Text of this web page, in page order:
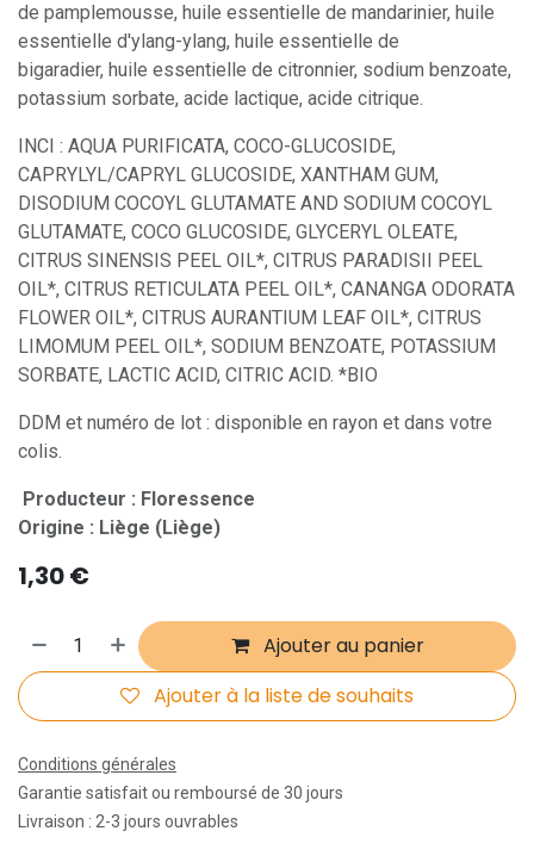
de pamplemousse, huile essentielle de mandarinier, huile
essentielle d'ylang-ylang, huile essentielle de
bigaradier, huile essentielle de citronnier, sodium benzoate,
potassium sorbate, acide lactique, acide citrique.
INCI : AQUA PURIFICATA, COCO-GLUCOSIDE,
CAPRYLYL/CAPRYL GLUCOSIDE, XANTHAM GUM,
DISODIUM COCOYL GLUTAMATE AND SODIUM COCOYL
GLUTAMATE, COCO GLUCOSIDE, GLYCERYL OLEATE,
CITRUS SINENSIS PEEL OIL*, CITRUS PARADISII PEEL
OIL*, CITRUS RETICULATA PEEL OIL*, CANANGA ODORATA
FLOWER OIL*, CITRUS AURANTIUM LEAF OIL*, CITRUS
LIMOMUM PEEL OIL*, SODIUM BENZOATE, POTASSIUM
SORBATE, LACTIC ACID, CITRIC ACID. *BIO
DDM et numéro de lot : disponible en rayon et dans votre
colis.
Producteur : Floressence
Origine : Liège (Liège)
1,30€
Ajouter au panier
Ajouter à la liste de souhaits
Conditions générales
Garantie satisfait ou remboursé de 30 jours
Livraison : 2-3 jours ouvrables